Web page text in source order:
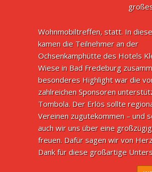
Wohnmobiltreffen, statt. In
kamen die Teilnehmer an der
Ochsenkamphütte des Hotels
Wiese in Bad Fredeburg
besonderes Highlight war die
zahlreichen Sponsoren
Tombola. Der Erlös sollte
Vereinen zugutekommen – und
auch wir uns über eine
freuen. Dafür sagen wir von
Dank für diese großartige